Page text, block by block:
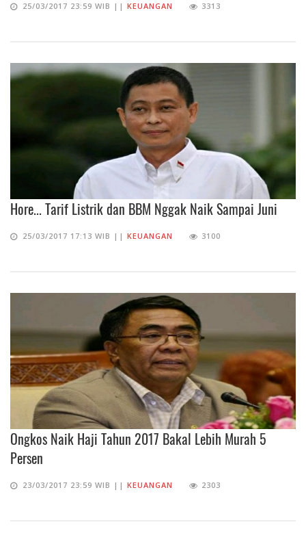
25/03/2017 23:59 WIB || KEUANGAN 3313
Hore... Tarif Listrik dan BBM Nggak Naik Sampai Juni
25/03/2017 17:13 WIB || KEUANGAN 3100
Ongkos Naik Haji Tahun 2017 Bakal Lebih Murah 5
Persen
23/03/2017 23:59 WIB || KEUANGAN 2303